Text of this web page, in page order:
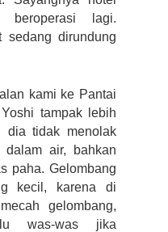
beroperasi lagi.
sedang dirundung
kami ke Pantai
tampak lebih
dia tidak menolak
air, bahkan
paha. Gelombang
kecil, karena di
gelombang,
was-was jika